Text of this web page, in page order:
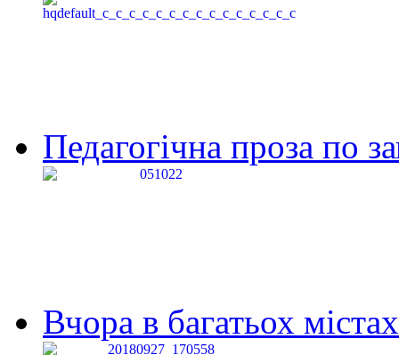
Педагогічна проза по
Вчора в багатьох